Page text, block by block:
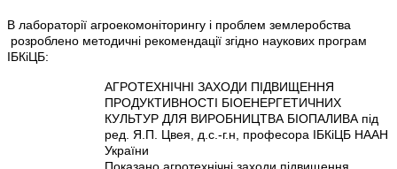
В лабораторії агроекомоніторингу і проблем землеробства
розроблено методичні рекомендації згідно наукових програм
ІБКіЦБ:
АГРОТЕХНІЧНІ ЗАХОДИ ПІДВИЩЕННЯ
ПРОДУКТИВНОСТІ БІОЕНЕРГЕТИЧНИХ
КУЛЬТУР ДЛЯ ВИРОБНИЦТВА БІОПАЛИВА під
ред. Я.П. Цвея, д.с.-г.н, професора ІБКіЦБ НААН
України